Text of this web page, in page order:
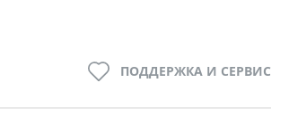
ПОДДЕРЖКА И СЕРВИС